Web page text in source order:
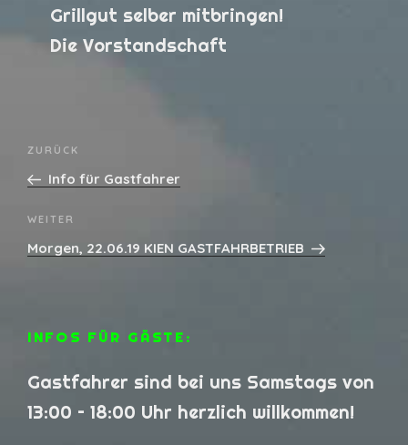
Grillgut selber mitbringen!
Die Vorstandschaft
Beitrags-
Vorheriger
Beitrag
ZURÜCK
Info für Gastfahrer
Nächster
Beitrag
WEITER
Morgen, 22.06.19 KIEN GASTFAHRBETRIEB
INFOS FÜR GÄSTE:
Gastfahrer sind bei uns Samstags von
13:00 – 18:00 Uhr herzlich willkommen!